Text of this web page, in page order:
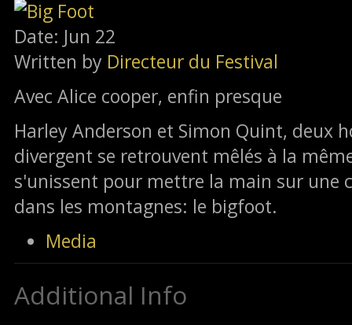
Date: Jun 22
Written by Directeur du Festival
Avec Alice cooper, enfin presque
Harley Anderson et Simon Quint, deux
divergent se retrouvent mêlés à la
s'unissent pour mettre la main sur une
dans les montagnes: le bigfoot.
Media
Additional Info